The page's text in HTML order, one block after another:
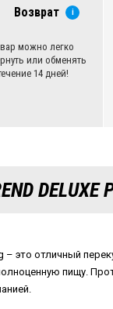
Возврат i
можно легко
или обменять
14 дней!
DELUXE
– это отличный
пищу.